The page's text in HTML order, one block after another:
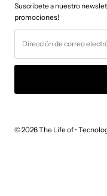
Suscribete a nuestro
promociones!
correo
electrónico
© 2026 The Life of •